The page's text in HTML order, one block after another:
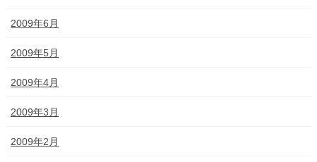
2009年6月
2009年5月
2009年4月
2009年3月
2009年2月